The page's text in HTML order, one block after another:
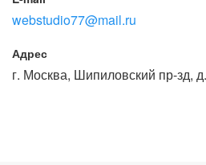
webstudio77@mail.ru
Адрес
г. Москва, Шипиловский пр-зд,